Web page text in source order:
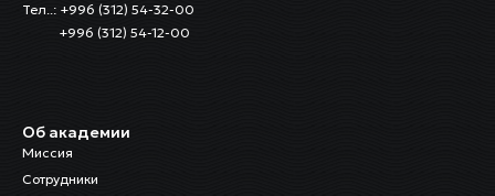
Тел..: +996 (312) 54-32-00
+996 (312) 54-12-00
Об академии
Миссия
Сотрудники